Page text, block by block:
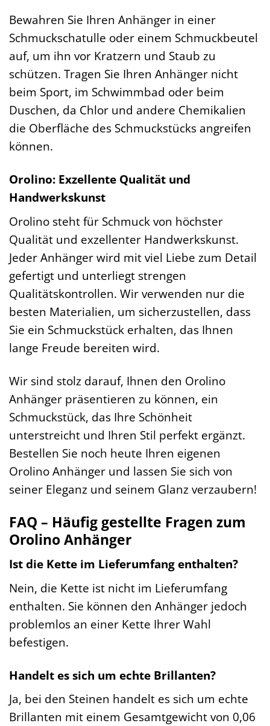
Bewahren Sie Ihren Anhänger in einer
Schmuckschatulle oder einem Schmuckbeutel
auf, um ihn vor Kratzern und Staub zu
schützen. Tragen Sie Ihren Anhänger nicht
beim Sport, im Schwimmbad oder beim
Duschen, da Chlor und andere Chemikalien
die Oberfläche des Schmuckstücks angreifen
können.
Orolino: Exzellente Qualität und
Handwerkskunst
Orolino steht für Schmuck von höchster
Qualität und exzellenter Handwerkskunst.
Jeder Anhänger wird mit viel Liebe zum Detail
gefertigt und unterliegt strengen
Qualitätskontrollen. Wir verwenden nur die
besten Materialien, um sicherzustellen, dass
Sie ein Schmuckstück erhalten, das Ihnen
lange Freude bereiten wird.
Wir sind stolz darauf, Ihnen den Orolino
Anhänger präsentieren zu können, ein
Schmuckstück, das Ihre Schönheit
unterstreicht und Ihren Stil perfekt ergänzt.
Bestellen Sie noch heute Ihren eigenen
Orolino Anhänger und lassen Sie sich von
seiner Eleganz und seinem Glanz verzaubern!
FAQ – Häufig gestellte Fragen zum
Orolino Anhänger
Ist die Kette im Lieferumfang enthalten?
Nein, die Kette ist nicht im Lieferumfang
enthalten. Sie können den Anhänger jedoch
problemlos an einer Kette Ihrer Wahl
befestigen.
Handelt es sich um echte Brillanten?
Ja, bei den Steinen handelt es sich um echte
Brillanten mit einem Gesamtgewicht von 0,06